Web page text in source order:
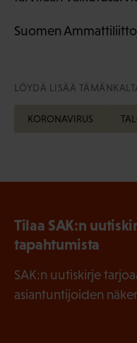
Suomen
LÖYDÄ LISÄÄ
KORONAVIRUS
Tilaa SAK:n
tapahtumista
SAK:n uutiskirje
asiantuntijoiden